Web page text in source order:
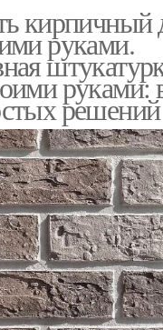
кирпичный
руками.
руками:
решений